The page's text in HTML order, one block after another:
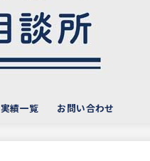
実績一覧 お問い合わせ